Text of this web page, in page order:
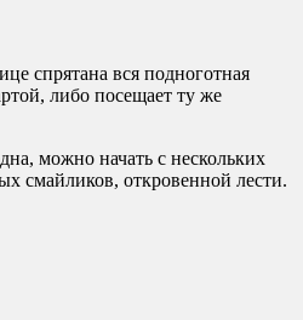
спрятана вся подноготная
либо посещает ту же
можно начать с нескольких
смайликов, откровенной лести.